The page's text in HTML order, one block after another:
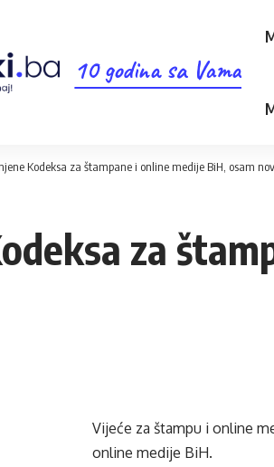
10 godina sa Vama
Kodeksa za štampane i online medije BiH, osam
za
Vijeće za štampu i online
online medije BiH.